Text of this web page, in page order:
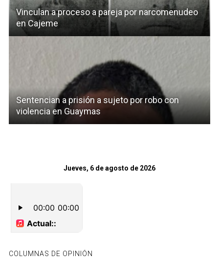
Vinculan a proceso a pareja por narcomenudeo
en Cajeme
Sentencian a prisión a sujeto por robo con
violencia en Guaymas
Jueves, 6 de agosto de 2026
COLUMNAS DE OPINIÓN